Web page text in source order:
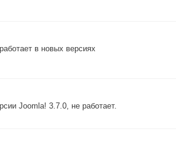
в новых версиях
Joomla! 3.7.0, не работает.